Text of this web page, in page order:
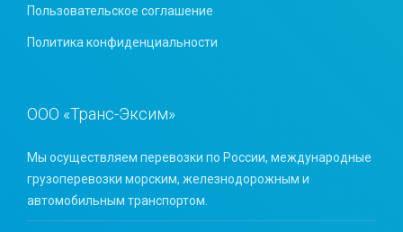
Пользовательское соглашение
Политика конфиденциальности
ООО «Транс-Эксим»
Мы осуществляем перевозки по России, международные
грузоперевозки морским, железнодорожным и
автомобильным транспортом.